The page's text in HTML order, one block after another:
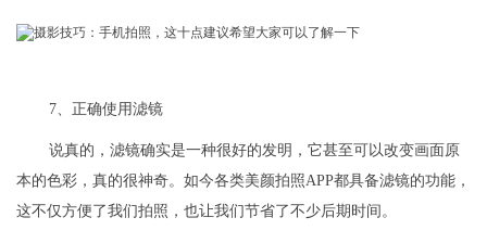
7、正确使用滤镜
说真的，滤镜确实是一种很好的发明，它甚至可以改变画面原
本的色彩，真的很神奇。如今各类美颜拍照APP都具备滤镜的功能，
这不仅方便了我们拍照，也让我们节省了不少后期时间。